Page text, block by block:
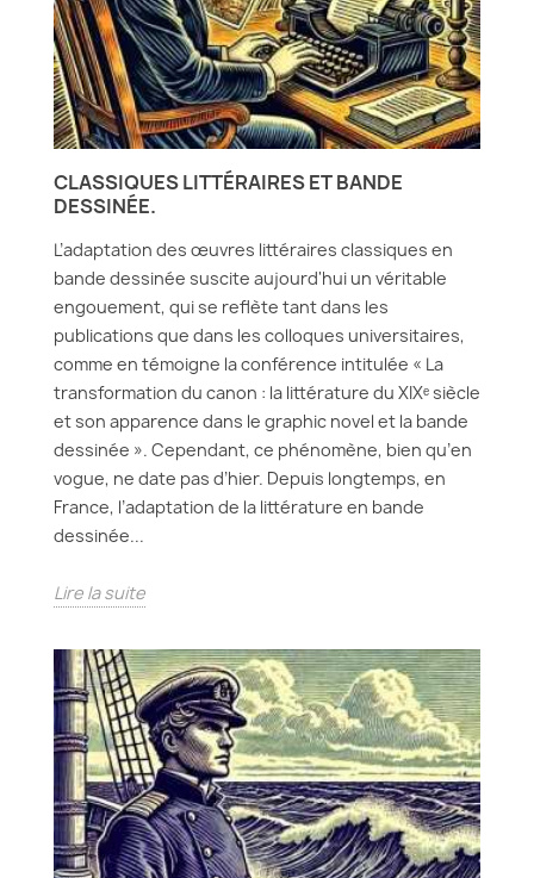
CLASSIQUES LITTÉRAIRES ET BANDE
DESSINÉE.
L’adaptation des œuvres littéraires classiques en
bande dessinée suscite aujourd'hui un véritable
engouement, qui se reflète tant dans les
publications que dans les colloques universitaires,
comme en témoigne la conférence intitulée « La
transformation du canon : la littérature du XIXᵉ siècle
et son apparence dans le graphic novel et la bande
dessinée ». Cependant, ce phénomène, bien qu’en
vogue, ne date pas d’hier. Depuis longtemps, en
France, l’adaptation de la littérature en bande
dessinée...
Lire la suite